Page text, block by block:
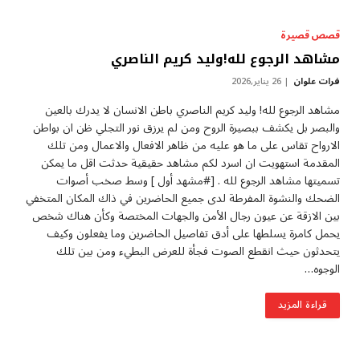
قصص قصيرة
مشاهد الرجوع لله!وليد كريم الناصري
فرات علوان 26 يناير,2026
مشاهد الرجوع لله! وليد كريم الناصري باطن الانسان لا يدرك بالعين
والبصر بل يكشف ببصيرة الروح ومن لم يرزق نور التجلي ظن ان بواطن
الارواح تقاس على ما هو عليه من ظاهر الافعال والاعمال ومن تلك
المقدمة استهويت ان اسرد لكم مشاهد حقيقية حدثت اقل ما يمكن
تسميتها مشاهد الرجوع لله . [#مشهد أول ] وسط صخب أصوات
الضحك والنشوة المفرطة لدى جميع الحاضرين في ذاك المكان المتخفي
بين الازقة عن عيون رجال الأمن والجهات المختصة وكأن هناك شخص
يحمل كامرة يسلطها على أدق تفاصيل الحاضرين وما يفعلون وكيف
يتحدثون حيث انقطع الصوت فجأة للعرض البطيء ومن بين تلك
الوجوه…
قراءة المزيد